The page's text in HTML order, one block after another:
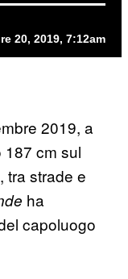
20, 2019, 7:12am
2019, a
187 cm sul
, tra strade e
ha
capoluogo